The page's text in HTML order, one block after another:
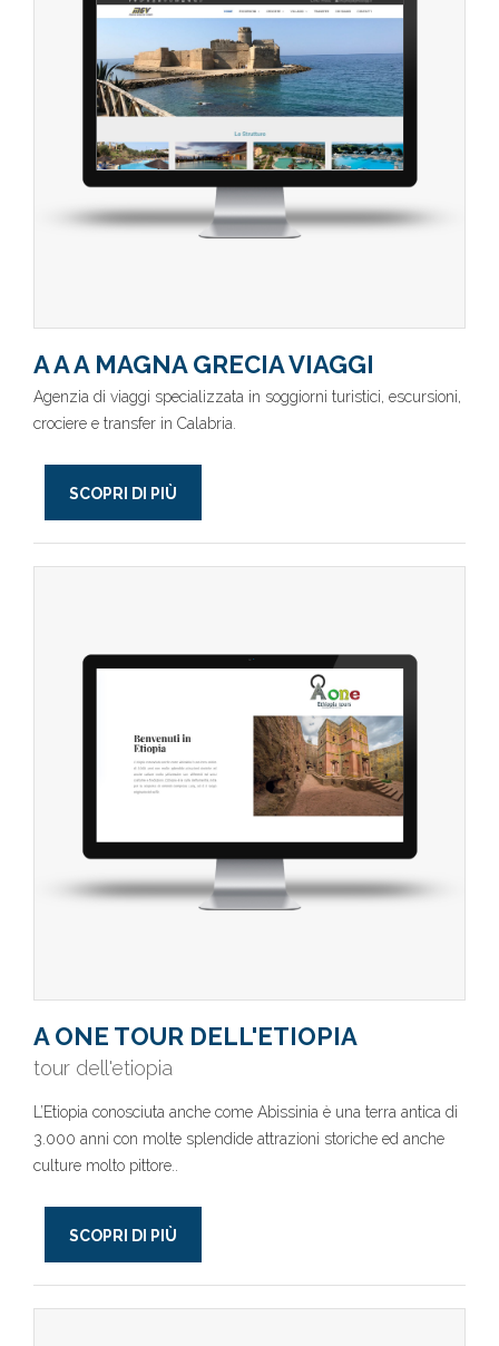
A A A MAGNA GRECIA VIAGGI
Agenzia di viaggi specializzata in soggiorni turistici, escursioni,
crociere e transfer in Calabria.
SCOPRI DI PIÙ
A ONE TOUR DELL'ETIOPIA
tour dell'etiopia
L’Etiopia conosciuta anche come Abissinia è una terra antica di
3.000 anni con molte splendide attrazioni storiche ed anche
culture molto pittore..
SCOPRI DI PIÙ